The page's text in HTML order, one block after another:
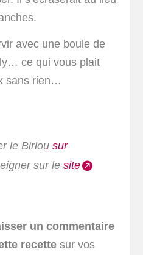
avec une boule de
ce qui vous plait
sans rien…
le Birlousur
sur lesite
un commentaire
recette sur vos